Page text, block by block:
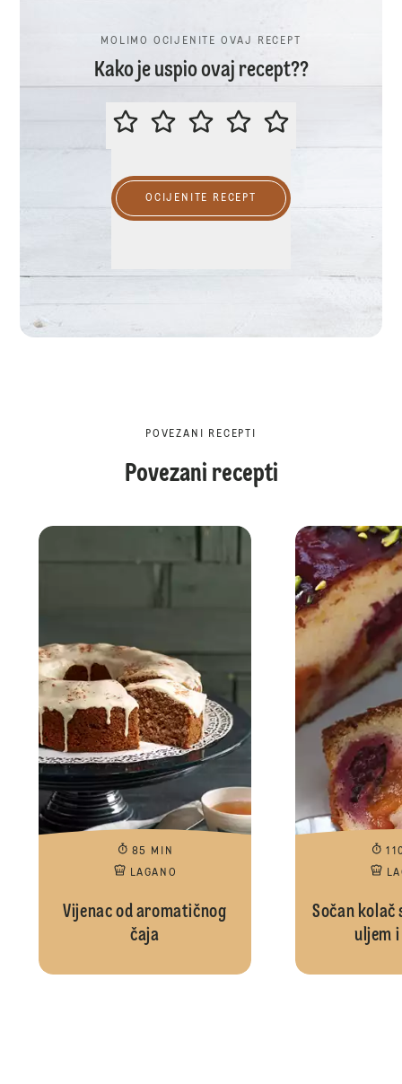
MOLIMO OCIJENITE OVAJ RECEPT
Kako je uspio ovaj recept??
MOLIMO OCIJENITE OVAJ
OCIJENITE RECEPT
POVEZANI RECEPTI
Povezani recepti
85 MIN
LAGANO
Vijenac od aromatičnog
čaja
Sočan kolač
uljem